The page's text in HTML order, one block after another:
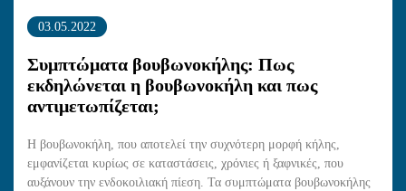
03.05.2022
Συμπτώματα βουβωνοκήλης: Πως
εκδηλώνεται η βουβωνοκήλη και πως
αντιμετωπίζεται;
Η βουβωνοκήλη, που αποτελεί την συχνότερη μορφή κήλης,
εμφανίζεται κυρίως σε καταστάσεις, χρόνιες ή ξαφνικές, που
αυξάνουν την ενδοκοιλιακή πίεση. Τα συμπτώματα βουβωνοκήλης